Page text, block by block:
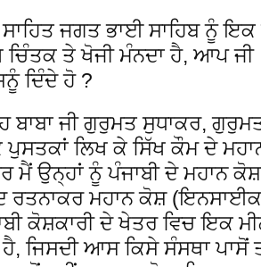
ਜਗਤ ਭਾਈ ਸਾਹਿਬ ਨੂੰ
ਚਿੰਤਕ ਤੇ ਖੋਜੀ ਮੰਨਦਾ ਹੈ, ਆਪ
ਦਿੰਦੇ ਹੋ ?
ਬਾਬਾ ਜੀ ਗੁਰੁਮਤ ਸੁਧਾਕਰ,
ਲਿਖ ਕੇ ਸਿੱਖ ਕੌਮ ਦੇ
ਮੈਂ ਉਨ੍ਹਾਂ ਨੂੰ ਪੰਜਾਬੀ ਦੇ ਮਹਾਨ
ਰਤਨਾਕਰ ਮਹਾਨ ਕੋਸ਼
ਕੋਸ਼ਕਾਰੀ ਦੇ ਖੇਤਰ ਵਿਚ ਇਕ
ਜਿਸਦੀ ਆਸ ਕਿਸੇ ਸੰਸਥਾ ਪਾਸੋਂ